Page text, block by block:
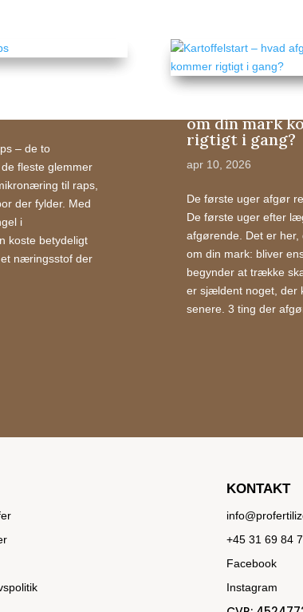
– de to
fleste glemmer
til raps,
der fylder. Med
i
koste betydeligt
næringsstof der
om din mark
rigtigt i gang?
apr 10, 2026
De første uger afgør
De første uger efter
afgørende. Det er her,
om din mark: bliver
begynder at trække
er sjældent noget, der
senere. 3 ting der
KONTAKT
+45 31 69 84
Facebook
Instagram